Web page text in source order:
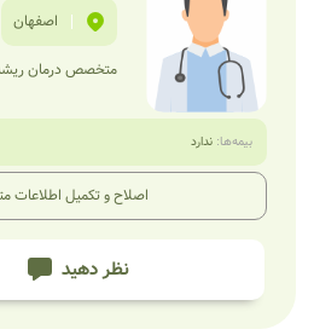
| اصفهان
متخصص درمان
بیمه‌ها: ندارد
اصلاح و تکمیل
نظر دهید